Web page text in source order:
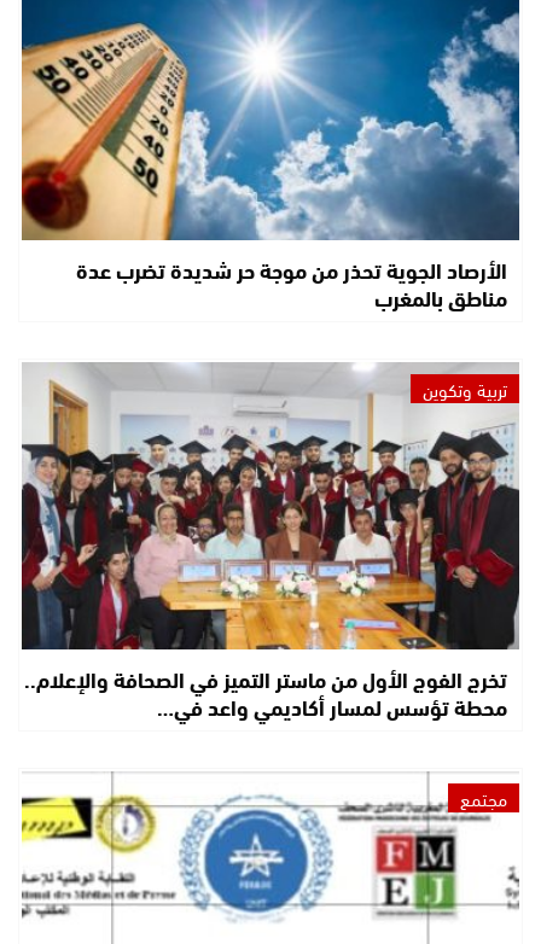
الأرصاد الجوية تحذر من موجة حر شديدة تضرب عدة
مناطق بالمغرب
تربية وتكوين
تخرج الفوج الأول من ماستر التميز في الصحافة والإعلام..
محطة تؤسس لمسار أكاديمي واعد في…
مجتمع